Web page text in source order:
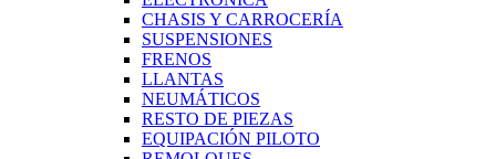
CHASIS Y CARROCERÍA
SUSPENSIONES
FRENOS
LLANTAS
NEUMÁTICOS
RESTO DE PIEZAS
EQUIPACIÓN PILOTO